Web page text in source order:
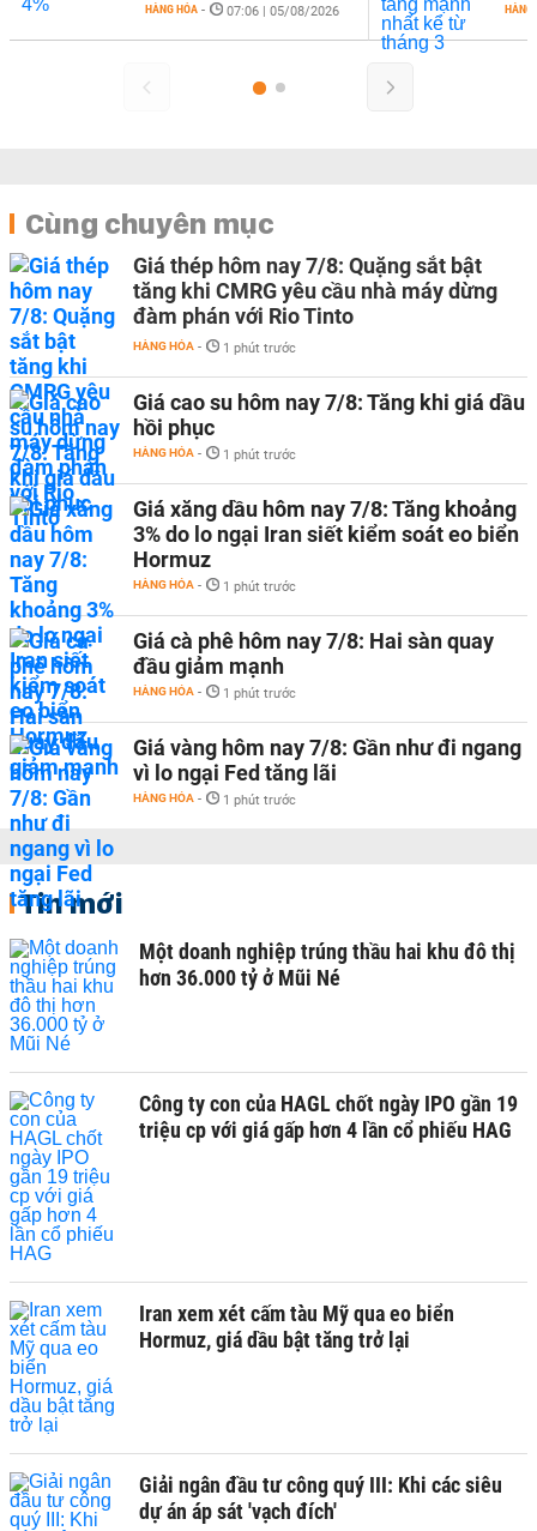
HÀNG HÓA - 07:06 | 05/08/2026 HÀNG
Cùng chuyên mục
Giá thép hôm nay 7/8: Quặng sắt bật
tăng khi CMRG yêu cầu nhà máy dừng
đàm phán với Rio Tinto
HÀNG HÓA - 1 phút trước
Giá cao su hôm nay 7/8: Tăng khi giá dầu
hồi phục
HÀNG HÓA - 1 phút trước
Giá xăng dầu hôm nay 7/8: Tăng khoảng
3% do lo ngại Iran siết kiểm soát eo biển
Hormuz
HÀNG HÓA - 1 phút trước
Giá cà phê hôm nay 7/8: Hai sàn quay
đầu giảm mạnh
HÀNG HÓA - 1 phút trước
Giá vàng hôm nay 7/8: Gần như đi ngang
vì lo ngại Fed tăng lãi
HÀNG HÓA - 1 phút trước
Tin mới
Một doanh nghiệp trúng thầu hai khu đô thị
hơn 36.000 tỷ ở Mũi Né
Công ty con của HAGL chốt ngày IPO gần 19
triệu cp với giá gấp hơn 4 lần cổ phiếu HAG
Iran xem xét cấm tàu Mỹ qua eo biển
Hormuz, giá dầu bật tăng trở lại
Giải ngân đầu tư công quý III: Khi các siêu
dự án áp sát 'vạch đích'